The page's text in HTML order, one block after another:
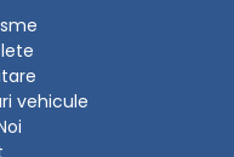
vehicule